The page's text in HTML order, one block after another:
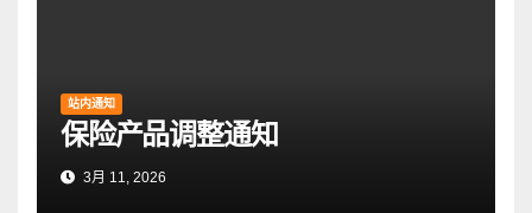
站内通知
保险产品调整通知
3月 11, 2026